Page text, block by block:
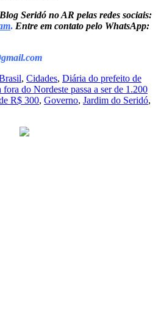
Seridó no AR pelas redes sociais:
. Entre em contato pelo WhatsApp:
, Cidades, Diária do prefeito de
do Nordeste passa a ser de 1.200
R$ 300, Governo, Jardim do Seridó,